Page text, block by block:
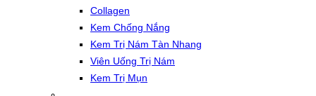
Collagen
Kem Chống Nắng
Kem Trị Nám Tàn Nhang
Viên Uống Trị Nám
Kem Trị Mụn